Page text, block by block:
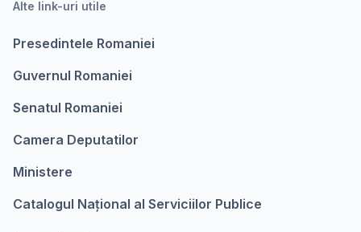
Alte link-uri utile
Presedintele Romaniei
Guvernul Romaniei
Senatul Romaniei
Camera Deputatilor
Ministere
Catalogul Național al Serviciilor Publice